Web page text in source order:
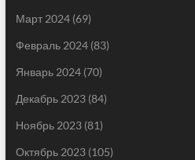
Март 2024(69)
Февраль 2024(83)
Январь 2024(70)
Декабрь 2023(84)
Ноябрь 2023(81)
Октябрь 2023(105)